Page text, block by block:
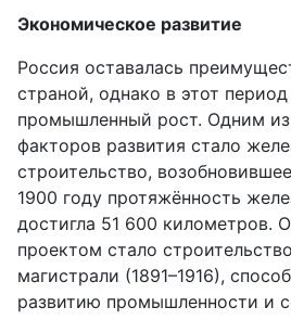
Экономическое развитие
Россия оставалась
страной, однако в этот
промышленный рост. Одним
факторов развития стало
строительство,
1900 году протяжённость
достигла 51 600 километров.
проектом стало
магистрали (1891–1916),
развитию промышленности и